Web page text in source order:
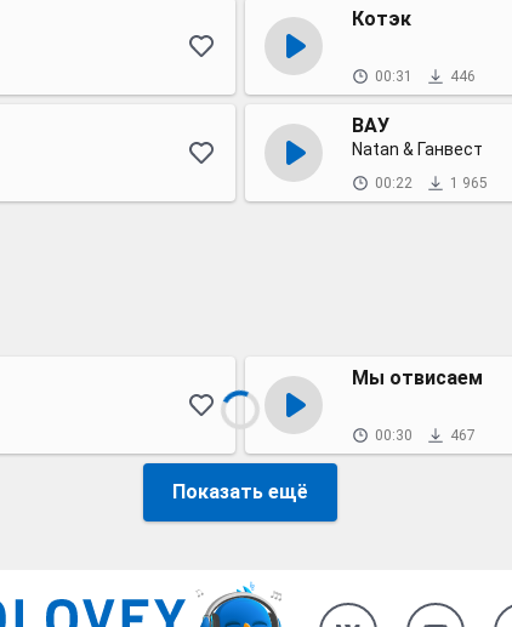
Котэк
00:31 446
ВАУ
Natan & Ганвест
00:22 1 965
Мы отвисаем
00:30 467
Показать ещё